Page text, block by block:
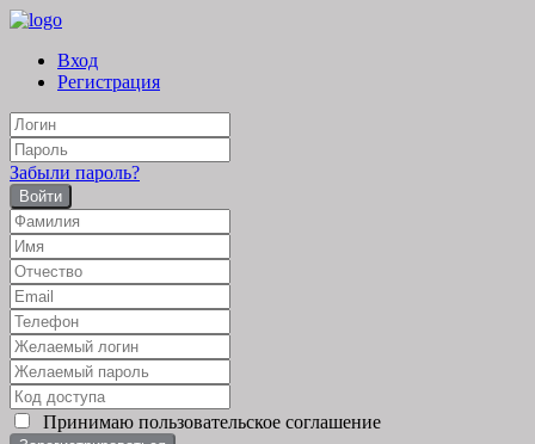
Вход
Регистрация
Забыли пароль?
Войти
Принимаю пользовательское соглашение